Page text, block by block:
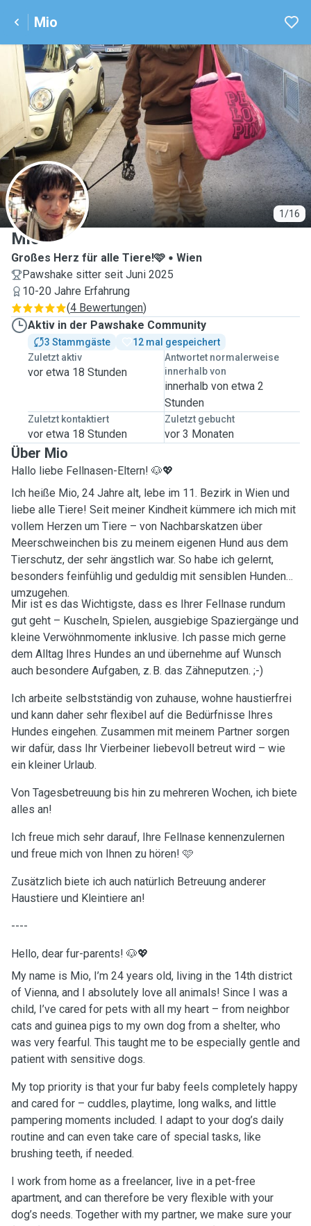
Mio
1/16
M
Mio
Großes Herz für alle Tiere!🩷
Wien
Pawshake sitter seit Juni 2025
10-20 Jahre Erfahrung
(4 Bewertungen)
Aktiv in der Pawshake Community
3 Stammgäste
12 mal gespeichert
Zuletzt aktiv
vor etwa 18 Stunden
Antwortet normalerweise
innerhalb von
innerhalb von etwa 2
Stunden
Zuletzt kontaktiert
vor etwa 18 Stunden
Zuletzt gebucht
vor 3 Monaten
Über Mio
Hallo liebe Fellnasen-Eltern! 🐶💖
Ich heiße Mio, 24 Jahre alt, lebe im 11. Bezirk in Wien und
liebe alle Tiere! Seit meiner Kindheit kümmere ich mich mit
vollem Herzen um Tiere – von Nachbarskatzen über
Meerschweinchen bis zu meinem eigenen Hund aus dem
Tierschutz, der sehr ängstlich war. So habe ich gelernt,
besonders feinfühlig und geduldig mit sensiblen Hunden
umzugehen.
Mir ist es das Wichtigste, dass es Ihrer Fellnase rundum
gut geht – Kuscheln, Spielen, ausgiebige Spaziergänge und
kleine Verwöhnmomente inklusive. Ich passe mich gerne
dem Alltag Ihres Hundes an und übernehme auf Wunsch
auch besondere Aufgaben, z. B. das Zähneputzen. ;-)
Ich arbeite selbstständig von zuhause, wohne haustierfrei
und kann daher sehr flexibel auf die Bedürfnisse Ihres
Hundes eingehen. Zusammen mit meinem Partner sorgen
wir dafür, dass Ihr Vierbeiner liebevoll betreut wird – wie
ein kleiner Urlaub.
Von Tagesbetreuung bis hin zu mehreren Wochen, ich biete
alles an!
Ich freue mich sehr darauf, Ihre Fellnase kennenzulernen
und freue mich von Ihnen zu hören! 🩷
Zusätzlich biete ich auch natürlich Betreuung anderer
Haustiere und Kleintiere an!
----
Hello, dear fur-parents! 🐶💖
My name is Mio, I’m 24 years old, living in the 14th district
of Vienna, and I absolutely love all animals! Since I was a
child, I’ve cared for pets with all my heart – from neighbor
cats and guinea pigs to my own dog from a shelter, who
was very fearful. This taught me to be especially gentle and
patient with sensitive dogs.
My top priority is that your fur baby feels completely happy
and cared for – cuddles, playtime, long walks, and little
pampering moments included. I adapt to your dog’s daily
routine and can even take care of special tasks, like
brushing teeth, if needed.
I work from home as a freelancer, live in a pet-free
apartment, and can therefore be very flexible with your
dog’s needs. Together with my partner, we make sure your